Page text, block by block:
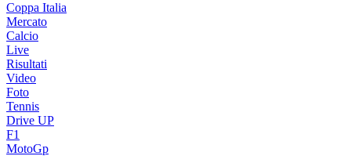
Coppa Italia
Mercato
Calcio
Live
Risultati
Video
Foto
Tennis
Drive UP
F1
MotoGp